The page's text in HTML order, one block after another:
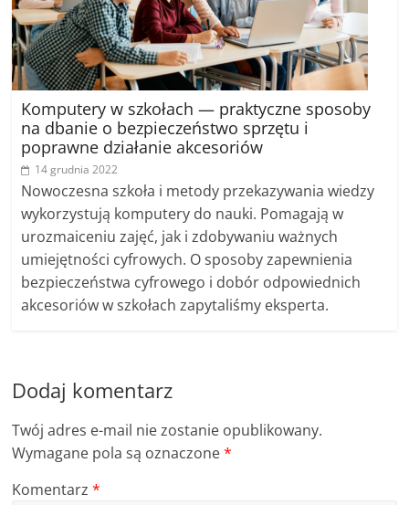
Komputery w szkołach — praktyczne sposoby
na dbanie o bezpieczeństwo sprzętu i
poprawne działanie akcesoriów
14 grudnia 2022
Nowoczesna szkoła i metody przekazywania wiedzy
wykorzystują komputery do nauki. Pomagają w
urozmaiceniu zajęć, jak i zdobywaniu ważnych
umiejętności cyfrowych. O sposoby zapewnienia
bezpieczeństwa cyfrowego i dobór odpowiednich
akcesoriów w szkołach zapytaliśmy eksperta.
Dodaj komentarz
Twój adres e-mail nie zostanie opublikowany.
Wymagane pola są oznaczone*
Komentarz*